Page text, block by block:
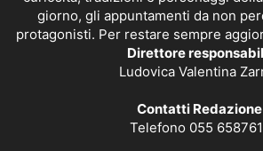
giorno, gli appuntamenti da non
protagonisti. Per restare sempre
Direttore
Ludovica Valentina
Contatti Redazione
Telefono 055